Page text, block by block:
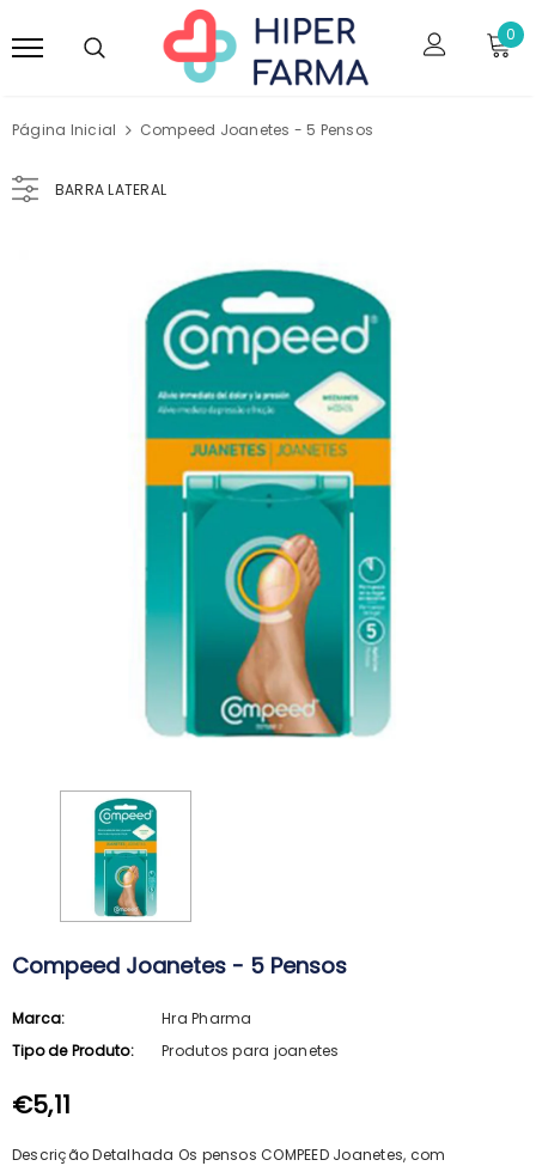
0
Página Inicial Compeed Joanetes - 5 Pensos
BARRA LATERAL
Arkopharma Stop Piolhos Loção
Compeed Joanetes - 5 Pensos
Marca:
Hra Pharma
Tipo de Produto:
Produtos para joanetes
€5,11
Descrição Detalhada Os pensos COMPEED Joanetes, com